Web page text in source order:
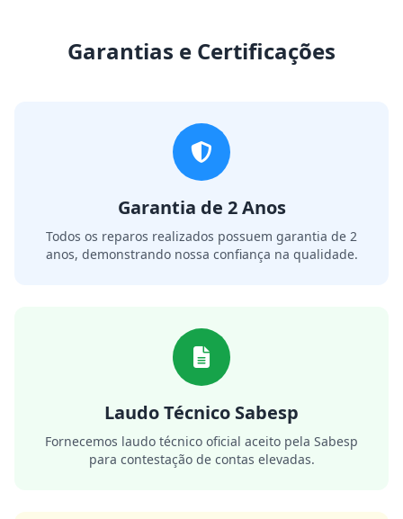
Garantias e Certificações
Garantia de 2 Anos
Todos os reparos realizados possuem garantia de 2
anos, demonstrando nossa confiança na qualidade.
Laudo Técnico Sabesp
Fornecemos laudo técnico oficial aceito pela Sabesp
para contestação de contas elevadas.